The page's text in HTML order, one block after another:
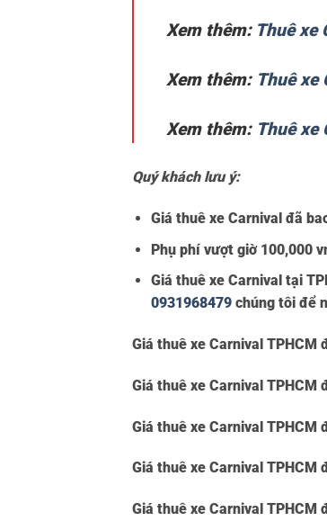
Xem thêm: Thuê xe
Xem thêm: Thuê xe
Xem thêm: Thuê xe
Quý khách lưu ý:
Giá thuê xe Carnival đã
Phụ phí vượt giờ 100,000
Giá thuê xe Carnival tại
0931968479chúng tôi để
Giá thuê xe Carnival TPHCM
Giá thuê xe Carnival TPHCM
Giá thuê xe Carnival TPHCM
Giá thuê xe Carnival TPHCM
Giá thuê xe Carnival TPHCM